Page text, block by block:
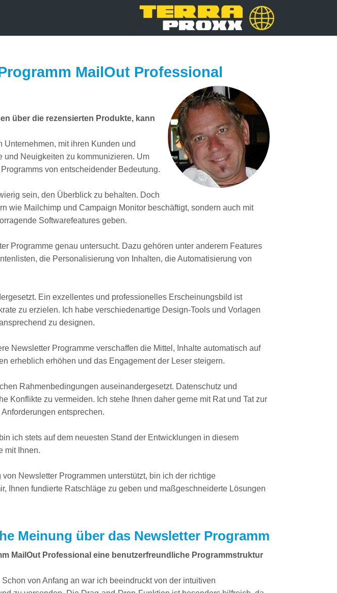
MailOut Professional
über die rezensierten Produkte, kann
mit ihren Kunden und
und Neuigkeiten zu kommunizieren. Um
von entscheidender Bedeutung.
sein, den Überblick zu behalten. Doch
wie Mailchimp und Campaign Monitor beschäftigt, sondern auch mit
Softwarefeatures geben.
Programme genau untersucht. Dazu gehören unter anderem Features
die Personalisierung von Inhalten, die Automatisierung von
Ein exzellentes und professionelles Erscheinungsbild ist
zu erzielen. Ich habe verschiedenartige Design-Tools und Vorlagen
zu designen.
Newsletter Programme verschaffen die Mittel, Inhalte automatisch auf
erheblich erhöhen und das Engagement der Leser steigern.
Rahmenbedingungen auseinandergesetzt. Datenschutz und
Konflikte zu vermeiden. Ich stehe Ihnen daher gerne mit Rat und Tat zur
entsprechen.
ich stets auf dem neuesten Stand der Entwicklungen in diesem
mit Ihnen.
Newsletter Programmen unterstützt, bin ich der richtige
Ihnen fundierte Ratschläge zu geben und maßgeschneiderte Lösungen
Meinung über das Newsletter Programm
MailOut Professional eine benutzerfreundliche Programmstruktur
von Anfang an war ich beeindruckt von der intuitiven